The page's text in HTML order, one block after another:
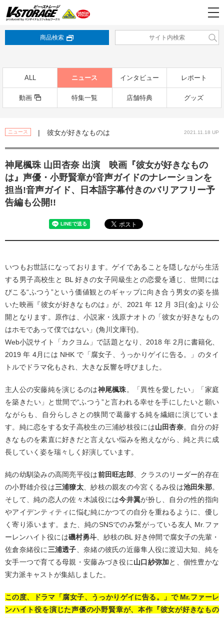
商品検索
ALL ニュース インタビュー レポート
動画 特集一覧 店舗特典 グッズ
ニュース | 彼女が好きなものは 2021.11.18 UP
神尾楓珠 山田杏奈 出演 映画『彼女が好きなもの
は』声優・小野賢章が音声ガイドのナレーションを
担当!音声ガイド、日本語字幕付きのバリアフリー予
告編も公開!!
いつもお世話になっております。ゲイであることを隠しながら生活
する男子高校生と BL 好きの女子同級生との恋愛を通じ、世間には
びこる“ふつう”という価値観とのギャップに向き合う男女の姿を描
いた映画『彼女が好きなものは』が、2021 年 12 月 3日(金)より公
開となります。原作は、小説家・浅原ナオトの「彼女が好きなもの
はホモであって僕ではない」(角川文庫刊)。
Web小説サイト「カクヨム」で話題となり、2018 年 2月に書籍化、
2019 年 4月には NHK で「腐女子、うっかりゲイに告る。」のタイ
トルでドラマ化もされ、大きな反響を呼びました。
主人公の安藤純を演じるのは神尾楓珠。「異性を愛したい」「家庭
を築きたい」と世間で“ふつう”と言われる幸せを手にしたいと願い
ながらも、自分らしさとの狭間で葛藤する純を繊細に演じていま
す。純に恋をする女子高校生の三浦紗枝役には山田杏奈。自分の好
きなものを素直に好きだと言えない悩みを抱えながら、純と共に成
⻑していく姿を瑞々しく好演しています。
純の幼馴染みの高岡亮平役は前田旺志郎、クラスのリーダー的存在
の小野雄介役は三浦獠太 、紗枝の親友の今宮くるみ役は池田朱那。
そして、純の恋人の佐々木誠役には今井翼が扮し、自分の性的指向
やアイデンティティに悩む純にかつての自分を重ねるように、優し
く寄り添います。また、純のSNSでのみ繋がっている友人 Mr.ファ
ーレンハイト役には磯村勇斗、紗枝のBL 好き仲間で腐女子の先輩・
佐倉奈緒役に 三浦透子 、奈緒の彼氏の近藤隼人役に渡辺大知、純を
女手一つで育てる母親・安藤みづき役に山口紗弥加と、個性豊かな
実力派キャストが集結しました。
この度、ドラマ「腐女子、うっかりゲイに告る。」で Mr.ファーレ
ンハイト役を演じた声優の小野賢章が、本作『彼女が好きなもの